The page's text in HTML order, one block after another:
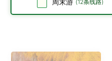
(12条线路)